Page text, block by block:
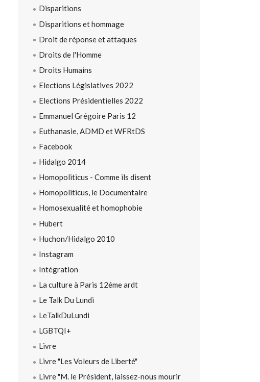
Disparitions
Disparitions et hommage
Droit de réponse et attaques
Droits de l'Homme
Droits Humains
Elections Législatives 2022
Elections Présidentielles 2022
Emmanuel Grégoire Paris 12
Euthanasie, ADMD et WFRtDS
Facebook
Hidalgo 2014
Homopoliticus - Comme ils disent
Homopoliticus, le Documentaire
Homosexualité et homophobie
Hubert
Huchon/Hidalgo 2010
Instagram
Intégration
La culture à Paris 12éme ardt
Le Talk Du Lundi
LeTalkDuLundi
LGBTQI+
Livre
Livre "Les Voleurs de Liberté"
Livre "M. le Président, laissez-nous mourir